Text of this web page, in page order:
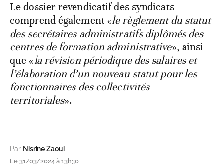
Le dossier revendicatif des syndicats
comprend également «le règlement du statut
des secrétaires administratifs diplômés des
centres de formation administrative», ainsi
que «la révision périodique des salaires et
l’élaboration d’un nouveau statut pour les
fonctionnaires des collectivités
territoriales».
Par Nisrine Zaoui
Le 31/03/2024 à 13h30